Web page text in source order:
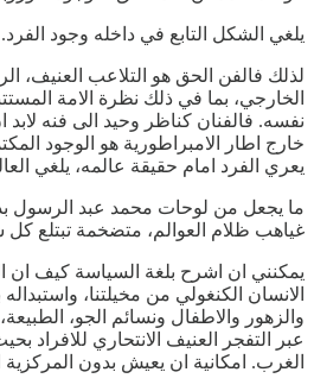
يلغي الشكل التابع في داخله وجود
لذلك فالفن الحق هو التلاعب العنيف،
الخارجي، بما في ذلك نظرة الامة
نفسه. فالفنان كناظر وحيد الى فنه
خارج اطار الامبراطورية هو الوجود
يعري الفرد امام حقيقة عالمه، يلغي
ما يجعل من لوحات محمد عبد الرسول
غياهب ظلام العوالم، متضخمة تبتلع
يمكنني ان اشرح بلغة السياسة كيف ان
الانسان الكنغولي من مخيلتنا،
والزهور والاطفال ونسائم الجو،
عبر التفجر العنيف الانتحاري للافراد
الغرب. امكانية ان يعيش بدون